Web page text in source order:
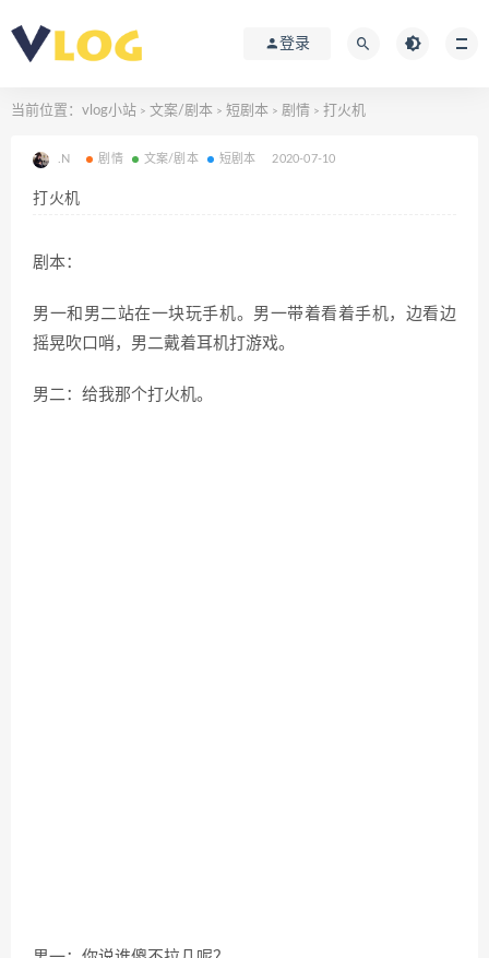
登录
当前位置： vlog小站 > 文案/剧本 > 短剧本 > 剧情 > 打火机
.N 剧情 文案/剧本 短剧本 2020-07-10
打火机
剧本：
男一和男二站在一块玩手机。男一带着看着手机，边看边
摇晃吹口哨，男二戴着耳机打游戏。
男二：给我那个打火机。